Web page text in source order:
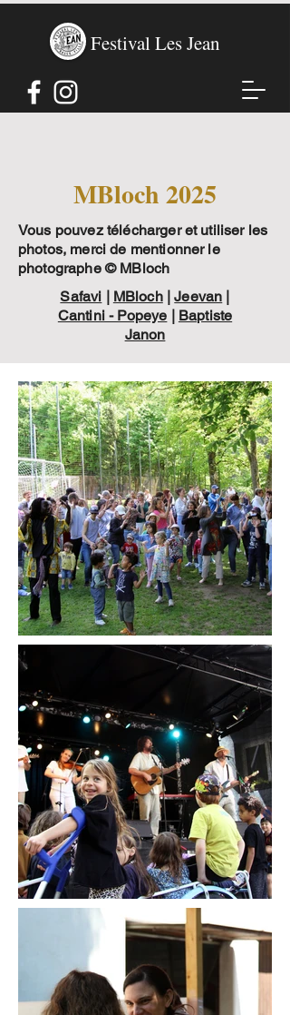
Festival Les Jean
MBloch 2025
Vous pouvez télécharger et utiliser les
photos, merci de mentionner le
photographe © MBloch
Safavi | MBloch|Jeevan |
Cantini - Popeye | Baptiste
Janon